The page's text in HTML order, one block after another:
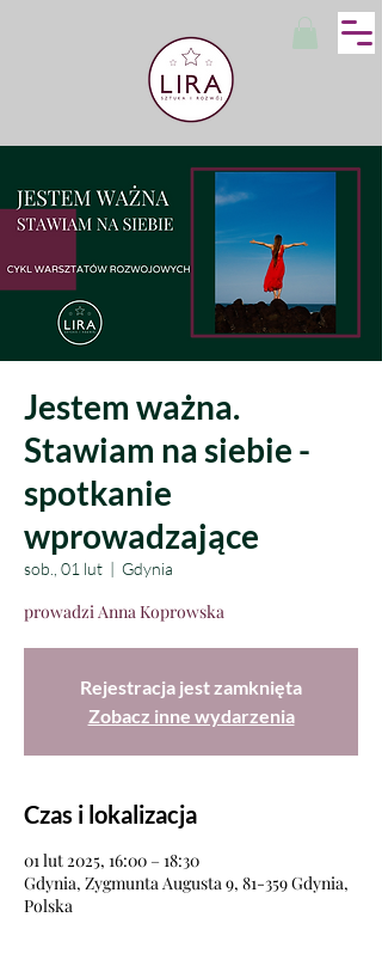
Jestem ważna.
Stawiam na siebie -
spotkanie
wprowadzające
sob., 01 lut
  |
Gdynia
prowadzi Anna Koprowska
Rejestracja jest zamknięta
Zobacz inne wydarzenia
Czas i lokalizacja
01 lut 2025, 16:00 – 18:30
Gdynia, Zygmunta Augusta 9, 81-359 Gdynia,
Polska